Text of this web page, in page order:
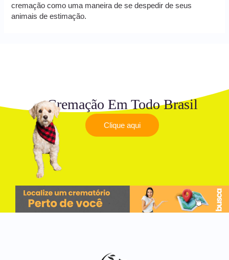
cremação como uma maneira de se despedir de seus
animais de estimação.
Cremação Em Todo Brasil
Clique aqui